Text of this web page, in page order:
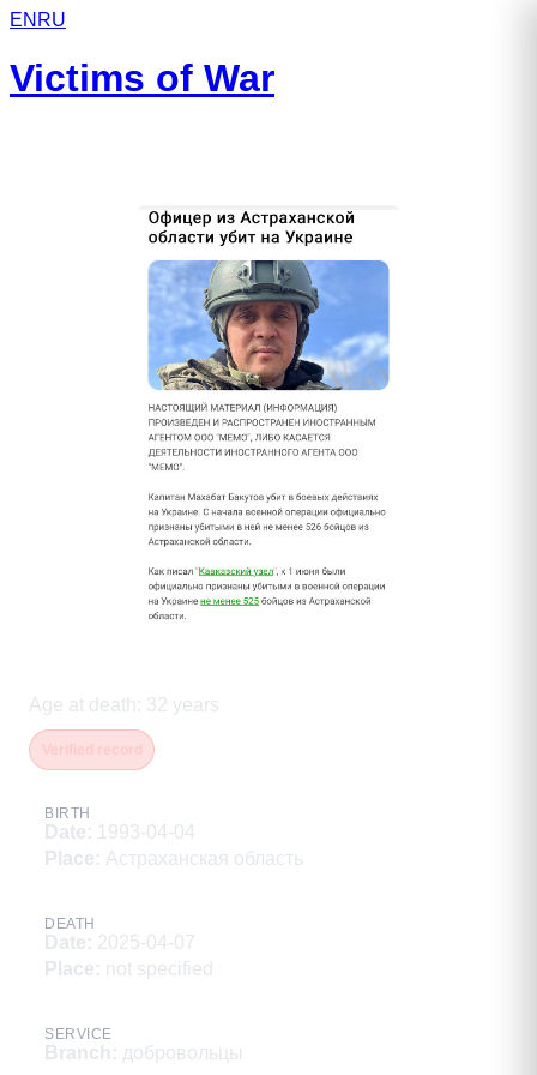
EN RU
Victims of War
Age at death : 32 years
BIRTH
Date: 1993-04-04
Place: Астраханская область
DEATH
Date: 2025-04-07
Place: not specified
SERVICE
Branch : добровольцы